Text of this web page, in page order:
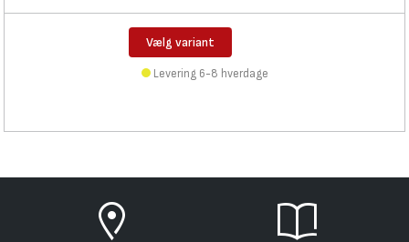
Vælg variant
Levering 6-8 hverdage